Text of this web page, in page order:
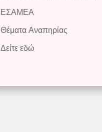
ΕΣΑΜΕΑ
Θέματα Αναπηρίας
Δείτε εδώ